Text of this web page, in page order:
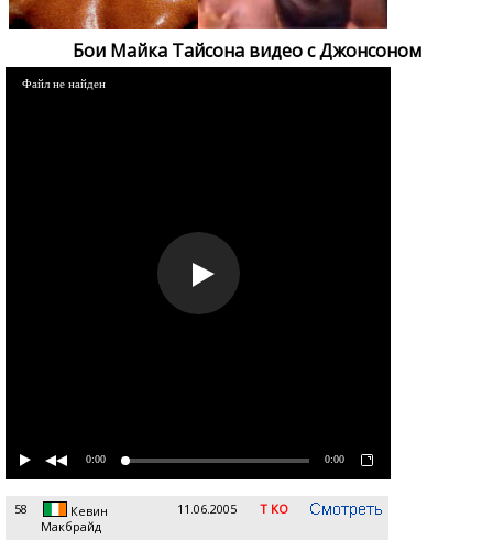
Бои Майка Тайсона видео c Джонсоном
Файл не найден
0:00 0:00
58
Кевин
Макбрайд
11.06.2005 T KO